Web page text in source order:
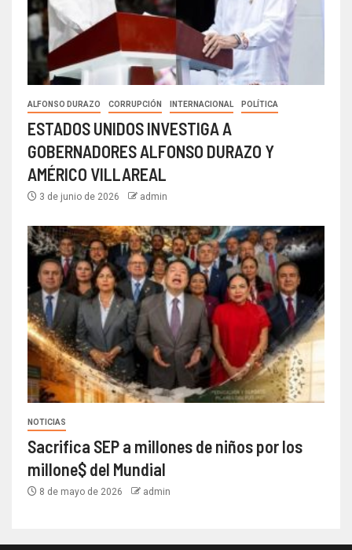
ALFONSO DURAZO CORRUPCIÓN INTERNACIONAL POLÍTICA
ESTADOS UNIDOS INVESTIGA A
GOBERNADORES ALFONSO DURAZO Y
AMÉRICO VILLAREAL
3 de junio de 2026 admin
NOTICIAS
Sacrifica SEP a millones de niños por los
millone$ del Mundial
8 de mayo de 2026 admin